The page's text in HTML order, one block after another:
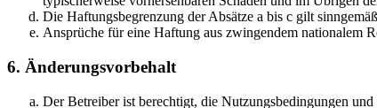
Die Haftungsbegrenzung der Absätze a bis c gilt
Ansprüche für eine Haftung aus zwingendem nationalem
6. Änderungsvorbehalt
Der Betreiber ist berechtigt, die Nutzungsbedingungen